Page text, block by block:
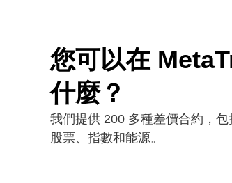
您可以在
什麼？
我們提供 200 多種差價合約，包
股票、指數和能源。